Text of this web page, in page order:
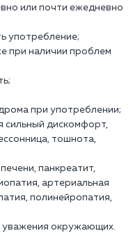
или почти ежедневно
употребление;
при наличии проблем
при употреблении;
сильный дискомфорт,
тошнота,
панкреатит,
артериальная
полинейропатия,
уважения окружающих.